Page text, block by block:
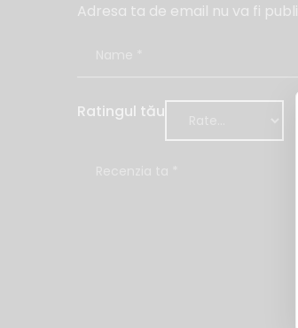
Adresa ta de email nu va fi
Ratingul tău